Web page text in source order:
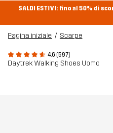
SALDI ESTIVI: fino al 50% di
Pagina iniziale Scarpe
4.6 (597)
Daytrek Walking Shoes Uomo